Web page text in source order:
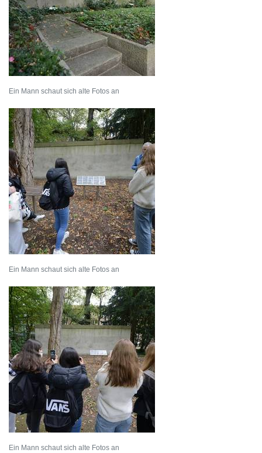
Ein Mann schaut sich alte Fotos an
Ein Mann schaut sich alte Fotos an
Ein Mann schaut sich alte Fotos an